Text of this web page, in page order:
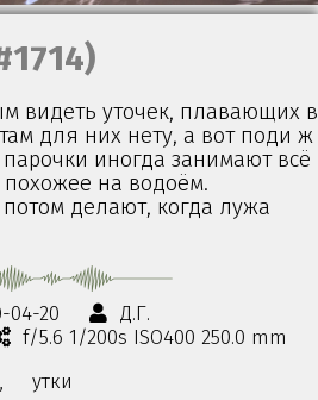
видеть уточек, плавающих в
для них нету, а вот поди ж
иногда занимают всё
на водоём.
делают, когда лужа
04-20
Д.Г.
f/5.6 1/200s ISO400 250.0 mm
утки